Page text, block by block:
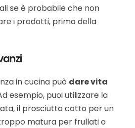
se è probabile che non
i prodotti, prima della
in cucina può dare vita
esempio, puoi utilizzare la
il prosciutto cotto per un
matura per frullati o